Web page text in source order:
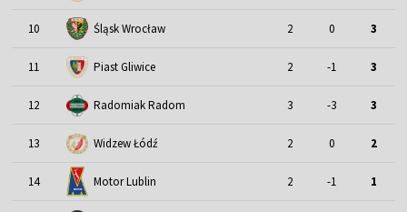
10 Śląsk Wrocław 2 0 3
11 Piast Gliwice 2 -1 3
12 Radomiak Radom 3 -3 3
13 Widzew Łódź 2 0 2
14 Motor Lublin 2 -1 1